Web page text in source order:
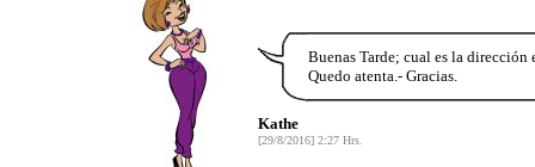
Buenas Tarde; cual es la dirección
Quedo atenta.- Gracias.
Kathe
[29/8/2016] 2:27 Hrs.